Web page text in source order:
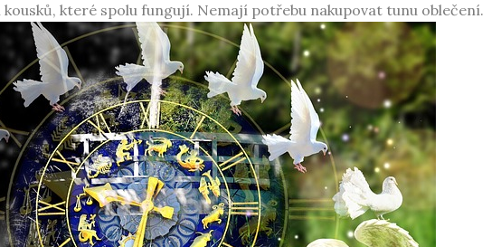
kousků, které spolu fungují. Nemají potřebu nakupovat tunu oblečení.